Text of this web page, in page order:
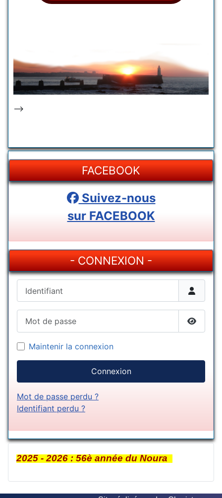
-->
FACEBOOK
Suivez-nous
sur FACEBOOK
- CONNEXION -
Maintenir la connexion
Connexion
Mot de passe perdu ?
Identifiant perdu ?
2025 - 2026 : 56è année du Noura